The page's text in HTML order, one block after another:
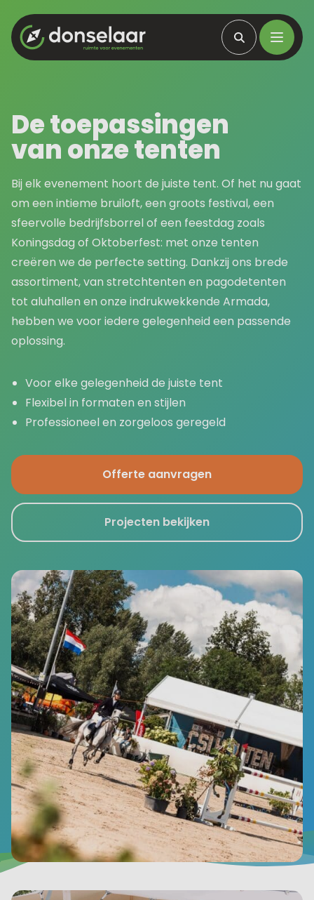
De toepassingen
van onze tenten
Bij elk evenement hoort de juiste tent. Of het nu gaat
om een intieme bruiloft, een groots festival, een
sfeervolle bedrijfsborrel of een feestdag zoals
Koningsdag of Oktoberfest: met onze tenten
creëren we de perfecte setting. Dankzij ons brede
assortiment, van stretchtenten en pagodetenten
tot aluhallen en onze indrukwekkende Armada,
hebben we voor iedere gelegenheid een passende
oplossing.
Voor elke gelegenheid de juiste tent
Flexibel in formaten en stijlen
Professioneel en zorgeloos geregeld
Offerte aanvragen
Projecten bekijken